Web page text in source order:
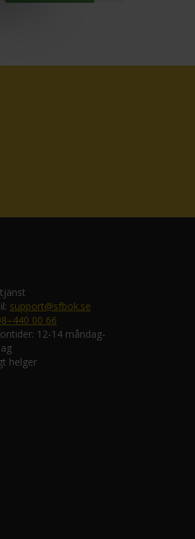
support@sfbok.se
00 66
12-14 måndag-
helger